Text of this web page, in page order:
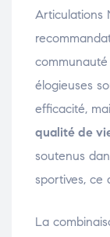
Articulations
élogieuses
efficacité,
qualité de
soutenus
sportives, ce
La